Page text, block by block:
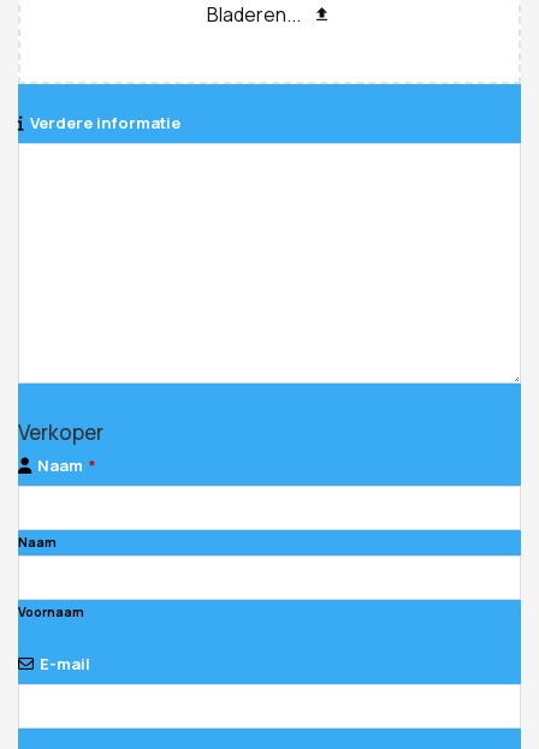
Bladeren...
Verdere informatie
Verkoper
Naam *
Naam
Voornaam
E-mail